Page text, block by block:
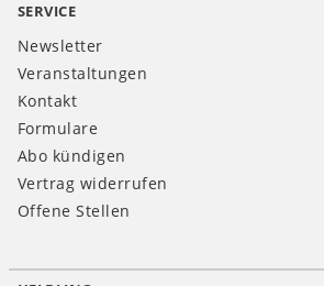
SERVICE
Newsletter
Veranstaltungen
Kontakt
Formulare
Abo kündigen
Vertrag widerrufen
Offene Stellen